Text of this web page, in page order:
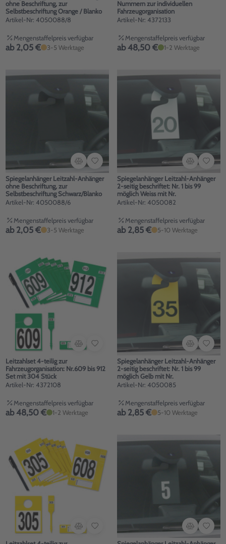
ohne Beschriftung, zur
Selbstbeschriftung Orange / Blanko
Artikel-Nr: 4050088/8
Mengenstaffelpreis verfügbar
ab 2,05 € 3-5 Werktage
Nummern zur individuellen
Fahrzeugorganisation
Artikel-Nr: 4372133
Mengenstaffelpreis verfügbar
ab 48,50 € 1-2 Werktage
Spiegelanhänger Leitzahl-Anhänger
ohne Beschriftung, zur
Selbstbeschriftung Schwarz/Blanko
Artikel-Nr: 4050088/6
Mengenstaffelpreis verfügbar
ab 2,05 € 3-5 Werktage
Spiegelanhänger Leitzahl-Anhänger
2-seitig beschriftet: Nr. 1 bis 99
möglich Weiss mit Nr.
Artikel-Nr: 4050082
Mengenstaffelpreis verfügbar
ab 2,85 € 5-10 Werktage
Leitzahlset 4-teilig zur
Fahrzeugorganisation: Nr.609 bis 912
Set mit 304 Stück
Artikel-Nr: 4372108
Mengenstaffelpreis verfügbar
ab 48,50 € 1-2 Werktage
Spiegelanhänger Leitzahl-Anhänger
2-seitig beschriftet: Nr. 1 bis 99
möglich Gelb mit Nr.
Artikel-Nr: 4050085
Mengenstaffelpreis verfügbar
ab 2,85 € 5-10 Werktage